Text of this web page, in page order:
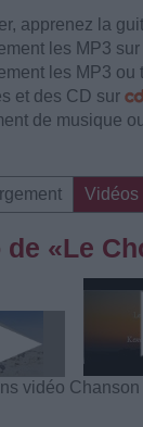
apprenez la
les MP3 sur
les MP3 ou
et des CD sur
de musique
Vidéos
«Le
vidéo